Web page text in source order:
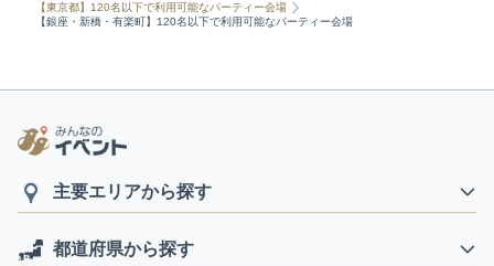
【東京都】120名以下で利用可能なパーティー会場
【銀座・新橋・有楽町】120名以下で利用可能なパーティー会場
主要エリアから探す
都道府県から探す